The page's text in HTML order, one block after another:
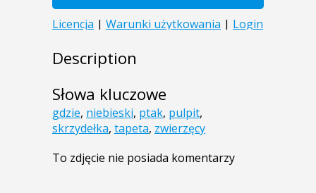
Description
Słowa kluczowe
gdzie, niebieski, ptak, pulpit,
skrzydełka, tapeta, zwierzęcy
To zdjęcie nie posiada komentarzy